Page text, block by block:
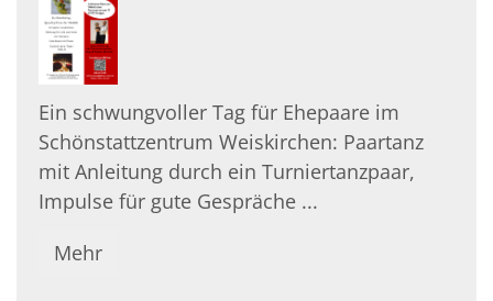
Ein schwungvoller Tag für Ehepaare im
Schönstattzentrum Weiskirchen: Paartanz
mit Anleitung durch ein Turniertanzpaar,
Impulse für gute Gespräche ...
Mehr